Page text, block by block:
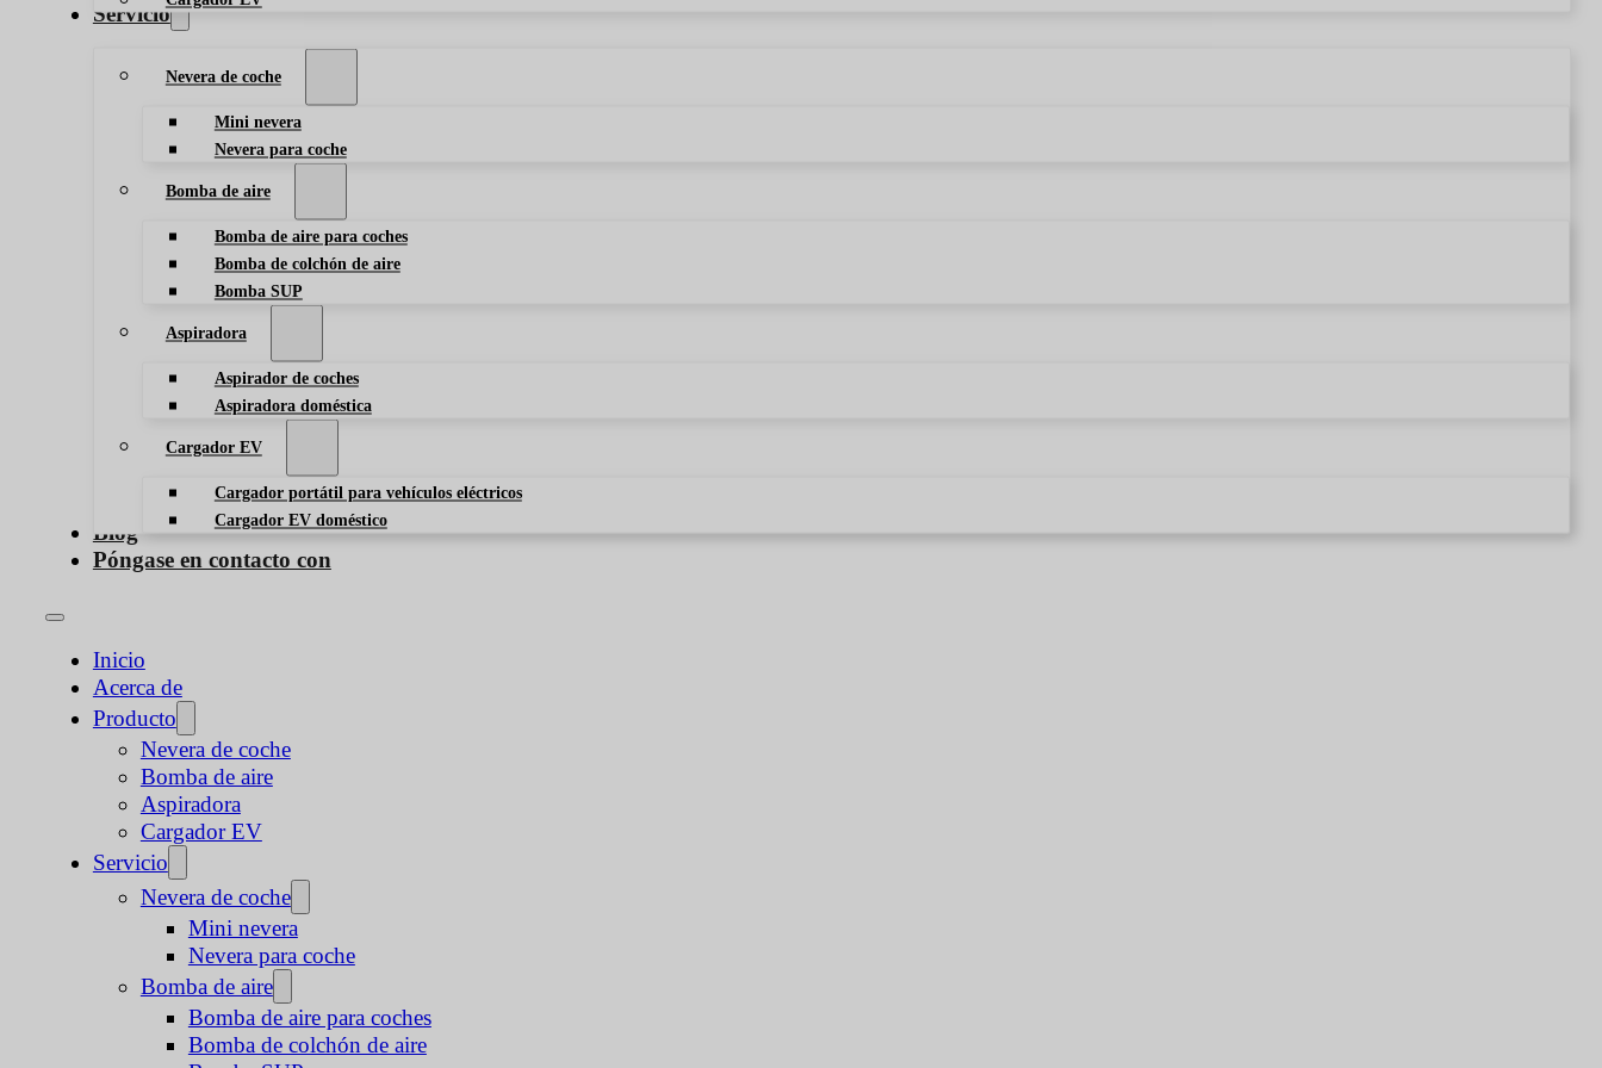
Servicio
Nevera de coche
Mini nevera
Nevera para coche
Bomba de aire
Bomba de aire para coches
Bomba de colchón de aire
Bomba SUP
Aspiradora
Aspirador de coches
Aspiradora doméstica
Cargador EV
Cargador portátil para vehículos eléctricos
Cargador EV doméstico
Blog
Póngase en contacto con
Inicio
Acerca de
Producto
Nevera de coche
Bomba de aire
Aspiradora
Cargador EV
Servicio
Nevera de coche
Mini nevera
Nevera para coche
Bomba de aire
Bomba de aire para coches
Bomba de colchón de aire